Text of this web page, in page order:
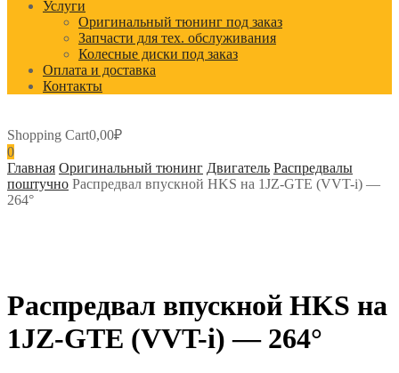
Услуги
Оригинальный тюнинг под заказ
Запчасти для тех. обслуживания
Колесные диски под заказ
Оплата и доставка
Контакты
Shopping Cart0,00₽
0
Главная Оригинальный тюнинг Двигатель Распредвалы
поштучно Распредвал впускной HKS на 1JZ-GTE (VVT-i) —
264°
Распредвал впускной HKS на
1JZ-GTE (VVT-i) — 264°